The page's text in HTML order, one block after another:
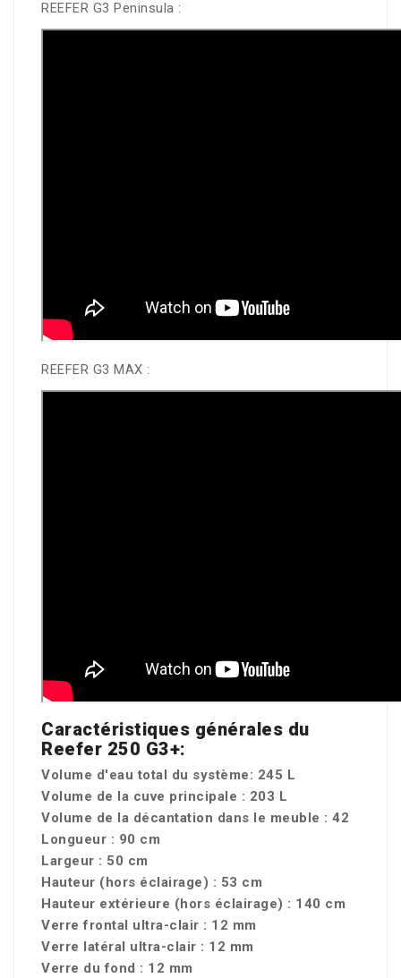
REEFER G3 Peninsula :
REEFER G3 MAX :
Caractéristiques générales du
Reefer 250 G3+:
Volume d'eau total du système: 245 L
Volume de la cuve principale : 203 L
Volume de la décantation dans le meuble : 42
Longueur : 90 cm
Largeur : 50 cm
Hauteur (hors éclairage) : 53 cm
Hauteur extérieure (hors éclairage) : 140 cm
Verre frontal ultra-clair : 12 mm
Verre latéral ultra-clair : 12 mm
Verre du fond : 12 mm